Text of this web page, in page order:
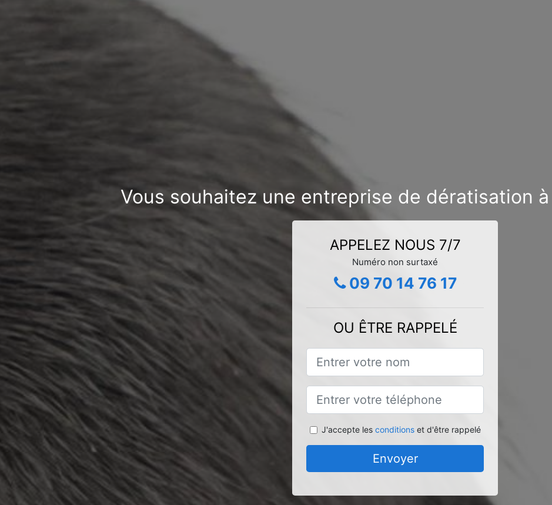
Vous souhaitez une entreprise de dératisation
APPELEZ NOUS 7/7
Numéro non surtaxé
09 70 14 76 17
OU ÊTRE RAPPELÉ
J'accepte les conditionset d'être rappelé
Envoyer